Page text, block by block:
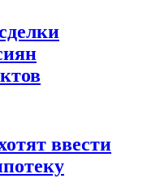
ввести